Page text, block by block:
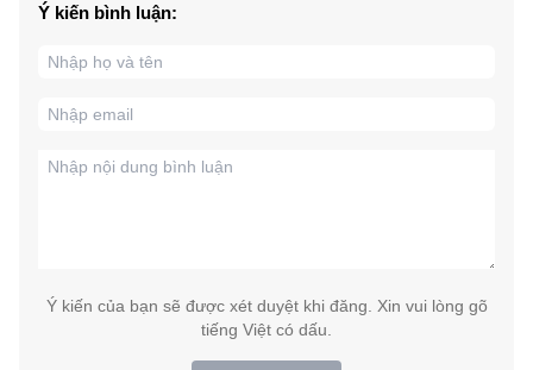
Ý kiến bình luận:
Ý kiến của bạn sẽ được xét duyệt khi đăng. Xin vui lòng gõ
tiếng Việt có dấu.